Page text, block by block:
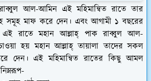
আল-আমিন এই মহিমান্বিত রাতে তার
সমূহ মাফ করে দেন। এবং আগামী ১ বছরের
এই রাতে মহান আল্লাহ্‌ পাক রাব্বুল আল-
হয় মহান আল্লাহ্‌ তায়ালা তাদের সকল
দেন। এই মহিমান্বিত রাতের কিছু আমল